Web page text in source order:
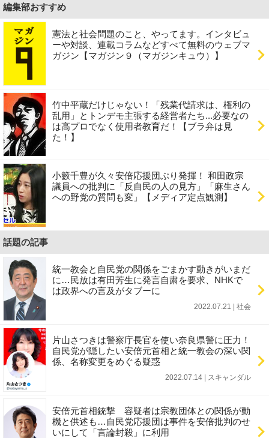
編集部おすすめ
憲法と社会問題のこと、やってます。インタビュ
ーや対談、連載コラムなどすべて無料のウェブマ
ガジン【マガジン９（マガジンキュウ）】
竹中平蔵だけじゃない！「残業代請求は、権利の
乱用」とトンデモ主張する経営者たち...必要なの
は高プロでなく使用者教育だ！【ブラ弁は見
た！】
小籔千豊が久々安倍応援団ぶり発揮！ 和田政宗
議員への批判に「反自民の人の見方」「麻生さん
への野党の質問も変」【メディア定点観測】
話題の記事
統一教会と自民党の関係をごまかす動きがいまだ
に…民放は有田芳生に発言自粛を要求、NHKで
は政界への言及がタブーに
2022.07.21 | 社会
片山さつきは警察庁長官を使い奈良県警に圧力！
自民党が隠したい安倍元首相と統一教会の深い関
係、名称変更をめぐる疑惑
2022.07.14 | スキャンダル
安倍元首相銃撃 容疑者は宗教団体との関係が動
機と供述も…自民党応援団は事件を安倍批判のせ
いにして「言論封殺」に利用